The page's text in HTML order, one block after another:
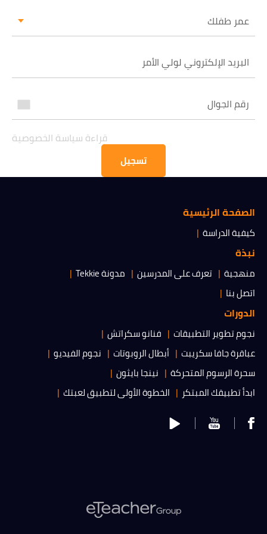
عمر طفلك
قراءة سياسة الخصوصية
تسجيل
الصفحة الرئيسية
كيفية الدراسة
نبذة
منهجية تعرف على المدرسين
مدونة Tekkie
اتصل بنا
الدورات
نجوم تطوير التطبيقات
فنانو سكراتش
عباقرة جافا سكريبت
أبطال الروبوتات
نجوم الفيديو
سحرة الرسوم المتحركة
نينجا بايثون
ابدأ تطبيقك المبتكر
الخطوة الأولى لتطبيق لعبتك
الحصول على المعلومات